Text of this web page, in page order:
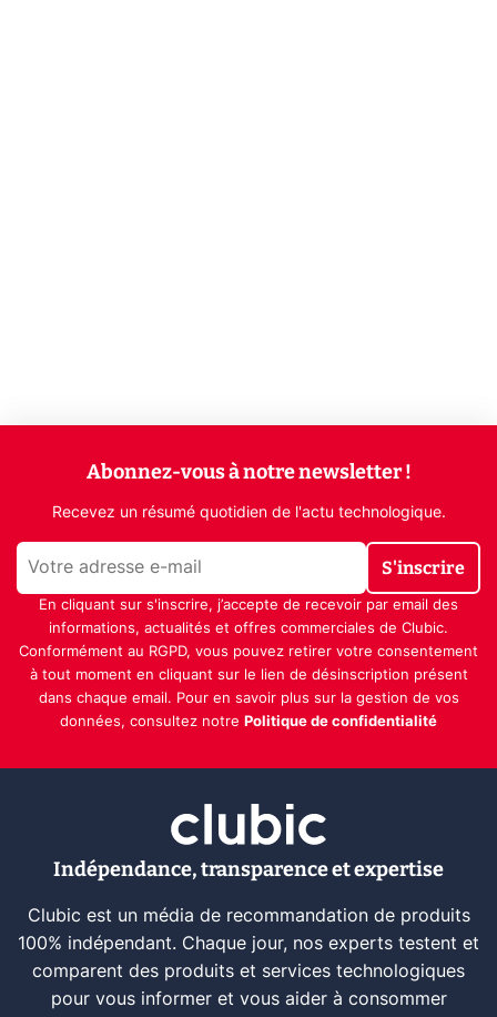
Abonnez-vous à notre newsletter !
Recevez un résumé quotidien de l'actu technologique.
S'inscrire
En cliquant sur s'inscrire, j’accepte de recevoir par email des
informations, actualités et offres commerciales de Clubic.
Conformément au RGPD, vous pouvez retirer votre consentement
à tout moment en cliquant sur le lien de désinscription présent
dans chaque email. Pour en savoir plus sur la gestion de vos
données, consultez notre Politique de confidentialité
Indépendance, transparence et expertise
Clubic est un média de recommandation de produits
100% indépendant. Chaque jour, nos experts testent et
comparent des produits et services technologiques
pour vous informer et vous aider à consommer